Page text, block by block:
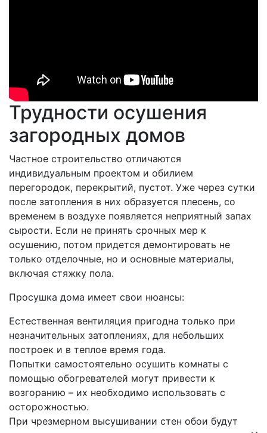
Трудности осушения
загородных домов
Частное строительство отличаются
индивидуальным проектом и обилием
перегородок, перекрытий, пустот. Уже через сутки
после затопления в них образуется плесень, со
временем в воздухе появляется неприятный запах
сырости. Если не принять срочных мер к
осушению, потом придется демонтировать не
только отделочные, но и основные материалы,
включая стяжку пола.
Просушка дома имеет свои нюансы:
Естественная вентиляция пригодна только при
незначительных затоплениях, для небольших
построек и в теплое время года.
Попытки самостоятельно осушить комнаты с
помощью обогревателей могут привести к
возгоранию – их необходимо использовать с
осторожностью.
При чрезмерном высушивании стен обои будут